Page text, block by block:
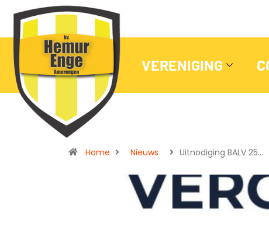
VERENIGING
Home Nieuws Uitnodiging BALV 25…